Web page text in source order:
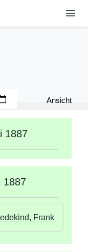
menu
Ansicht
1887
1887